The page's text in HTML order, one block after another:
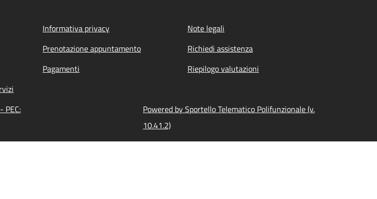
Informativa privacy
Note legali
Prenotazione appuntamento
Richiedi assistenza
Pagamenti
Riepilogo valutazioni
PEC:
Powered by Sportello Telematico Polifunzionale (v.
10.41.2)